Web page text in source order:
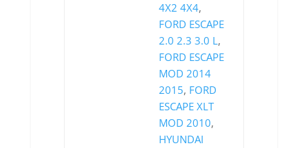
4X2 4X4,
FORD ESCAPE
2.0 2.3 3.0 L,
FORD ESCAPE
MOD 2014
2015, FORD
ESCAPE XLT
MOD 2010,
HYUNDAI